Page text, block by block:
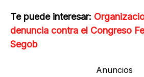
Te puede interesar:
denuncia contra el Congreso
Segob
Anuncios